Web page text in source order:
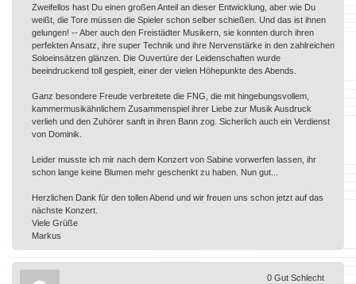
Zweifellos hast Du einen großen Anteil an dieser Entwicklung, aber wie Du
weißt, die Tore müssen die Spieler schon selber schießen. Und das ist ihnen
gelungen! -- Aber auch den Freistädter Musikern, sie konnten durch ihren
perfekten Ansatz, ihre super Technik und ihre Nervenstärke in den zahlreichen
Soloeinsätzen glänzen. Die Ouvertüre der Leidenschaften wurde
beeindruckend toll gespielt, einer der vielen Höhepunkte des Abends.
Ganz besondere Freude verbreitete die FNG, die mit hingebungsvollem,
kammermusikähnlichem Zusammenspiel ihrer Liebe zur Musik Ausdruck
verlieh und den Zuhörer sanft in ihren Bann zog. Sicherlich auch ein Verdienst
von Dominik.
Leider musste ich mir nach dem Konzert von Sabine vorwerfen lassen, ihr
schon lange keine Blumen mehr geschenkt zu haben. Nun gut...
Herzlichen Dank für den tollen Abend und wir freuen uns schon jetzt auf das
nächste Konzert.
Viele Grüße
Markus
0 Gut Schlecht